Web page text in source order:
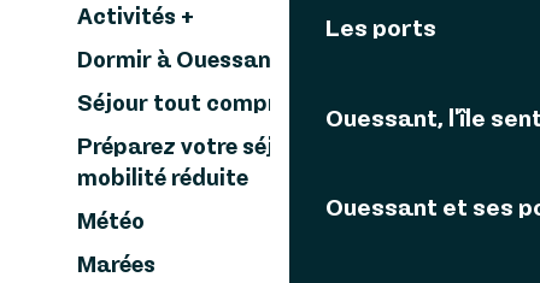
Les ports
Ouessant, l'île
Ouessant et ses
Activités +
Dormir à Ouessant +
Séjour tout compris & Bon cadeau
Préparez votre séjour à Ouessant en
mobilité réduite
Météo
Marées